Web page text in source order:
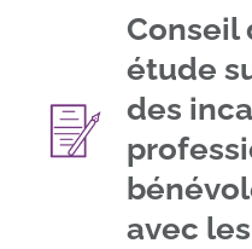
Conseil
étude
des
avec